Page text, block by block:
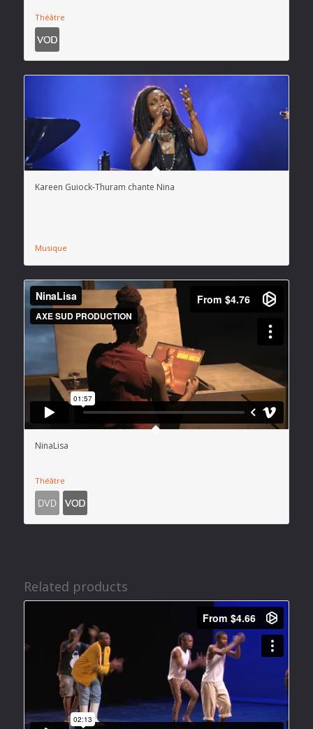
Théâtre
Kareen Guiock-Thuram chante Nina
Musique
NinaLisa
Théâtre
Related products